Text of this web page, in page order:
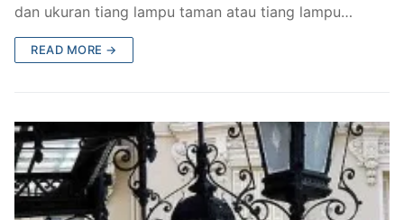
Pengecoran Logam Jakarta
Alat Fitness Outdoor Murah
dan ukuran tiang lampu taman atau tiang lampu…
READ MORE →